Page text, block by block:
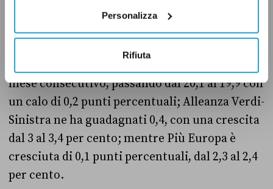
Personalizza
Rifiuta
un punto e mezzo percentuale.
mese consecutivo, passando dal 20,1 al 19,9 con
un calo di 0,2 punti percentuali; Alleanza Verdi-
Sinistra ne ha guadagnati 0,4, con una crescita
dal 3 al 3,4 per cento; mentre Più Europa è
cresciuta di 0,1 punti percentuali, dal 2,3 al 2,4
per cento.